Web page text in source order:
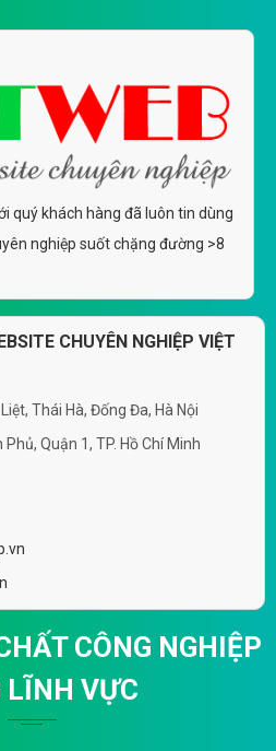
quý khách hàng đã luôn tin dùng
nghiệp suốt chặng đường >8
CHUYÊN NGHIỆP VIỆT
Thái Hà, Đống Đa, Hà Nội
Quận 1, TP. Hồ Chí Minh
CÔNG NGHIỆP
LĨNH VỰC